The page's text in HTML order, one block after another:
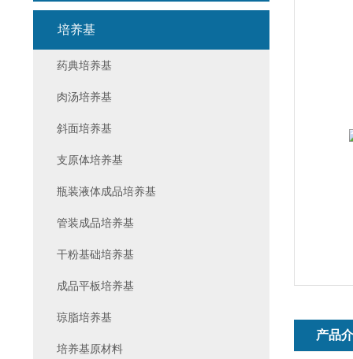
产品
培养基
药典培养基
肉汤培养基
斜面培养基
支原体培养基
瓶装液体成品培养基
管装成品培养基
干粉基础培养基
成品平板培养基
琼脂培养基
培养基原材料